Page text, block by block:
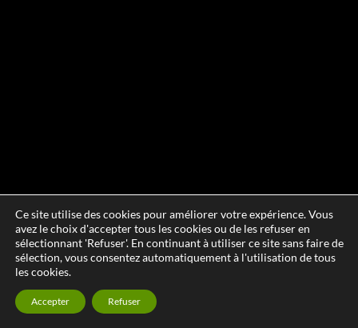
Ce site utilise des cookies pour améliorer votre expérience. Vous
avez le choix d'accepter tous les cookies ou de les refuser en
sélectionnant 'Refuser'. En continuant à utiliser ce site sans faire de
sélection, vous consentez automatiquement à l'utilisation de tous
les cookies.
Accepter Refuser